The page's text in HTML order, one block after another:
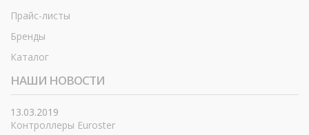
Прайс-листы
Бренды
Каталог
НАШИ НОВОСТИ
13.03.2019
Контроллеры Euroster